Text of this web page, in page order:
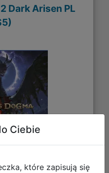
Dark Arisen PL
Ciebie
które zapisują się